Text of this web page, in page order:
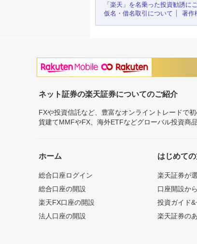
「楽天」を名乗った投資勧誘に
仮名・借名取引について
著作
ネット証券の楽天証券についてのご紹介
FXや投資信託など、豊富なオンライントレードで
貨建てMMFやFX、海外ETFなどグローバル投資商
ホーム
総合口座ログイン
総合口座の開設
楽天FX口座の開設
法人口座の開設
はじめて
楽天証券が
口座開設か
投資ガイド
楽天証券の